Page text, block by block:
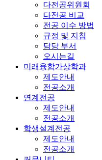
다전공위원회
다전공 비교
전공 이수 방법
규정 및 지침
담당 부서
오시는길
미래융합가상학과
제도안내
전공소개
연계전공
제도안내
전공소개
학생설계전공
제도안내
전공소개